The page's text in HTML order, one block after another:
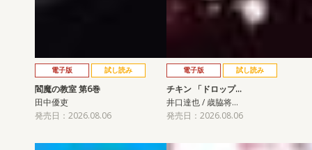
電子版 試し読み
閻魔の教室 第6巻
田中優吏
発売日：2026.08.06
電子版 試し読み
チキン 「ドロップ…
井口達也 / 歳脇将…
発売日：2026.08.06